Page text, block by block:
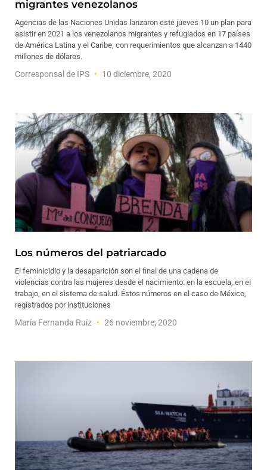
migrantes venezolanos
Agencias de las Naciones Unidas lanzaron este jueves 10 un plan para
asistir en 2021 a los venezolanos migrantes y refugiados en 17 países
de América Latina y el Caribe, con requerimientos que alcanzan a 1440
millones de dólares.
Corresponsal de IPS 10 diciembre, 2020
Los números del patriarcado
El feminicidio y la desaparición son el final de una cadena de
violencias contra las mujeres desde el nacimiento: en la escuela, en el
trabajo, en el sistema de salud. Éstos números en el caso de México,
registrados por instituciones
María Fernanda Ruiz 26 noviembre, 2020